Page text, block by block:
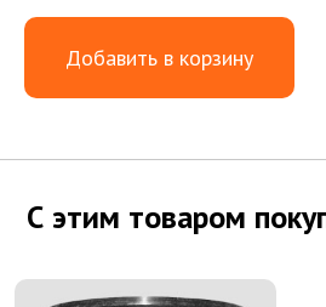
Добавить в корзину
С этим товаром